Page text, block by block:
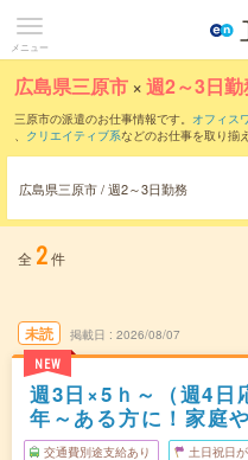
メニュー
広島県三原市 ×週2～3日勤
三原市の派遣のお仕事情報です。 オフィス
、 クリエイティブ系などのお仕事を取り揃
広島県三原市 / 週2～3日勤務
全 2件
未読
NEW
掲載日 2026/08/07
週3日×5ｈ～（週4日
年～ある方に！家庭
交通費別途支給あり 土日祝日